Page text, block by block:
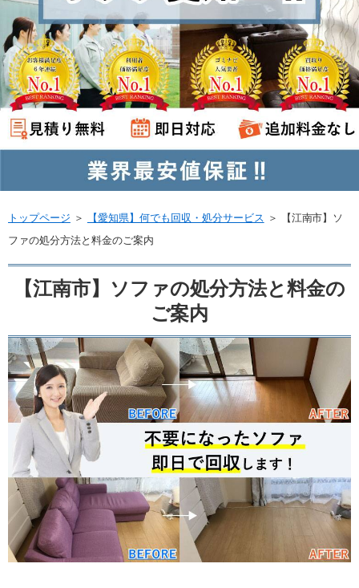
トップページ ＞ 【愛知県】何でも回収・処分サービス ＞
【江南市】ソ
ファの処分方法と料金のご案内
【江南市】ソファの処分方法と料金の
ご案内